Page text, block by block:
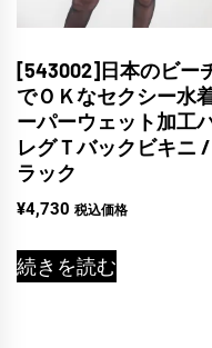
[543002]日本のビー
でＯＫなセクシー水
ーパーウェット加工
レグＴバックビキニ
ラック
¥4,730 税込価格
続きを読む